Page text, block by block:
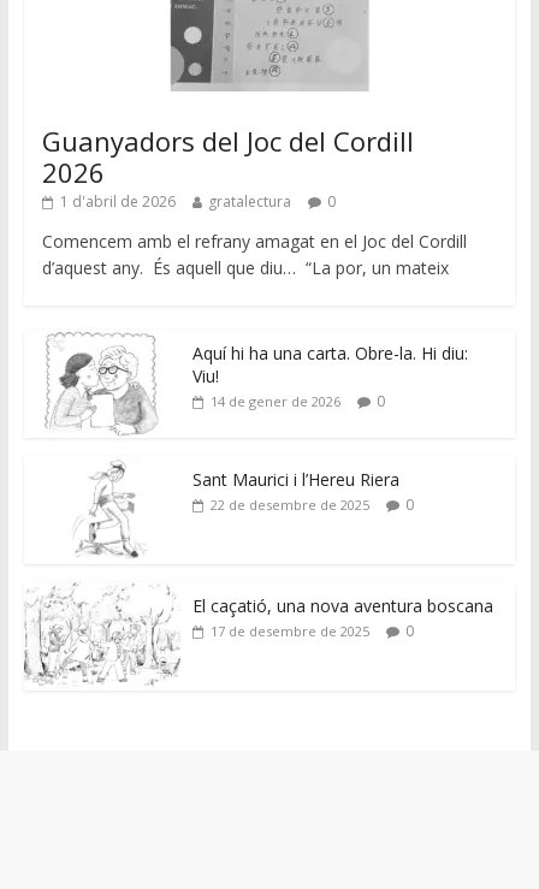
Guanyadors del Joc del Cordill
2026
1 d'abril de 2026 gratalectura 0
Comencem amb el refrany amagat en el Joc del Cordill
d’aquest any. És aquell que diu… “La por, un mateix
Aquí hi ha una carta. Obre-la. Hi diu:
Viu!
14 de gener de 2026 0
Sant Maurici i l’Hereu Riera
22 de desembre de 2025 0
El caçatió, una nova aventura boscana
17 de desembre de 2025 0